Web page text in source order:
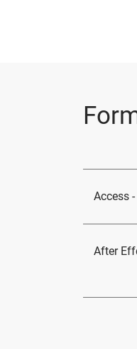
Access
After